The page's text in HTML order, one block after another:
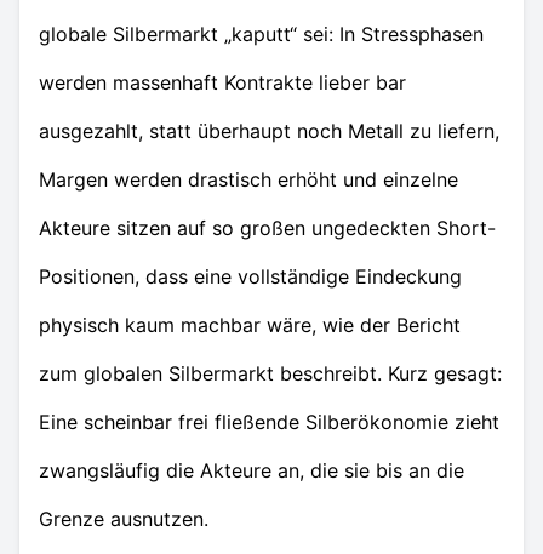
globale Silbermarkt „kaputt“ sei: In Stressphasen
werden massenhaft Kontrakte lieber bar
ausgezahlt, statt überhaupt noch Metall zu liefern,
Margen werden drastisch erhöht und einzelne
Akteure sitzen auf so großen ungedeckten Short-
Positionen, dass eine vollständige Eindeckung
physisch kaum machbar wäre, wie der Bericht
zum globalen Silbermarkt beschreibt. Kurz gesagt:
Eine scheinbar frei fließende Silberökonomie zieht
zwangsläufig die Akteure an, die sie bis an die
Grenze ausnutzen.